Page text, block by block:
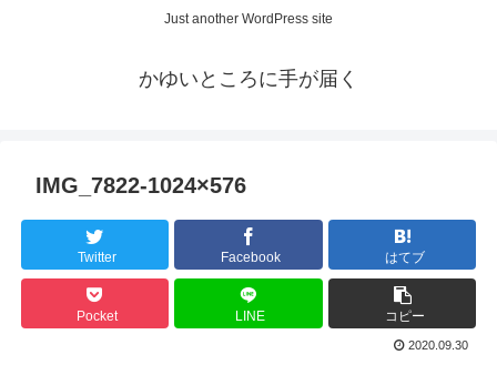
Just another WordPress site
かゆいところに手が届く
IMG_7822-1024×576
Twitter Facebook はてブ
Pocket LINE コピー
2020.09.30